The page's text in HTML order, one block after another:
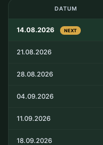
DATUM
14.08.2026 NEXT
21.08.2026
28.08.2026
04.09.2026
11.09.2026
18.09.2026